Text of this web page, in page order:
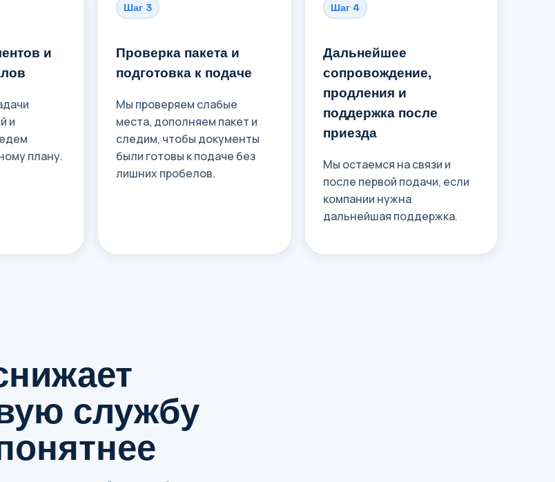
и
и
плану.
Шаг 3
Проверка пакета и
подготовка к подаче
Мы проверяем слабые
места, дополняем пакет и
следим, чтобы документы
были готовы к подаче без
лишних пробелов.
Шаг 4
Дальнейшее
сопровождение,
продления и
поддержка после
приезда
Мы остаемся на связи и
после первой подачи, если
компании нужна
дальнейшая поддержка.
службу